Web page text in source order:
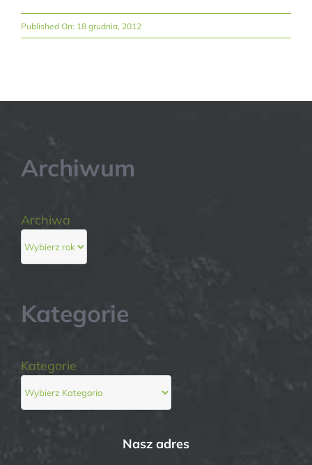
Published On: 18 grudnia, 2012
Archiwum
Archiwa
Kategorie
Kategorie
Nasz adres